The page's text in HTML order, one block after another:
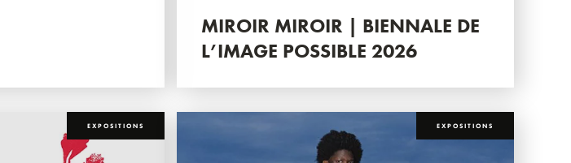
MIROIR MIROIR | BIENNALE DE
L’IMAGE POSSIBLE 2026
EXPOSITIONS EXPOSITIONS